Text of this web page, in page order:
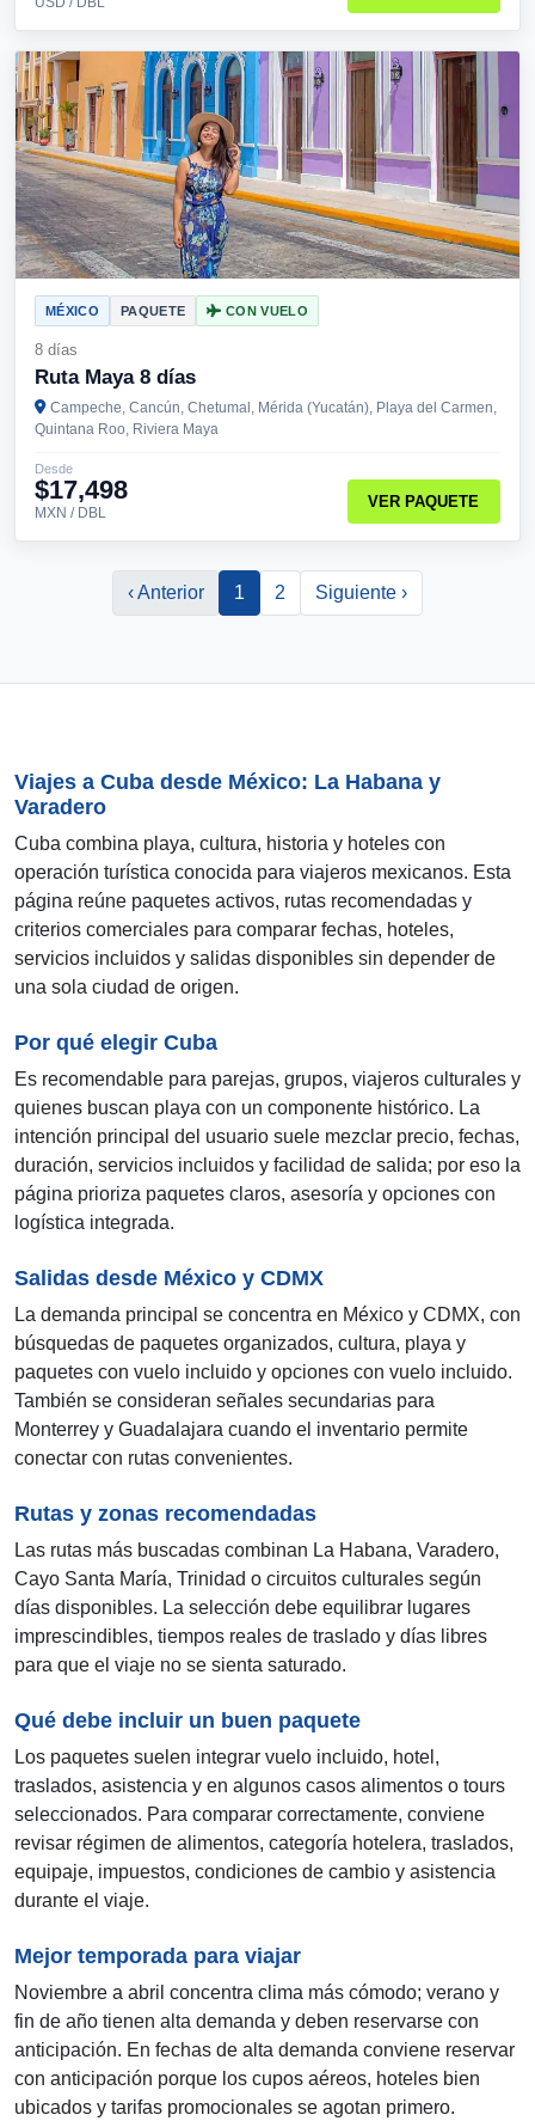
MÉXICO PAQUETE CON VUELO
8 días
Ruta Maya 8 días
Campeche, Cancún, Chetumal, Mérida (Yucatán), Playa del Carmen,
Quintana Roo, Riviera Maya
Desde
$17,498
MXN / DBL
VER PAQUETE
‹ Anterior 1 2 Siguiente ›
Viajes a Cuba desde México: La Habana y
Varadero
Cuba combina playa, cultura, historia y hoteles con
operación turística conocida para viajeros mexicanos. Esta
página reúne paquetes activos, rutas recomendadas y
criterios comerciales para comparar fechas, hoteles,
servicios incluidos y salidas disponibles sin depender de
una sola ciudad de origen.
Por qué elegir Cuba
Es recomendable para parejas, grupos, viajeros culturales y
quienes buscan playa con un componente histórico. La
intención principal del usuario suele mezclar precio, fechas,
duración, servicios incluidos y facilidad de salida; por eso la
página prioriza paquetes claros, asesoría y opciones con
logística integrada.
Salidas desde México y CDMX
La demanda principal se concentra en México y CDMX, con
búsquedas de paquetes organizados, cultura, playa y
paquetes con vuelo incluido y opciones con vuelo incluido.
También se consideran señales secundarias para
Monterrey y Guadalajara cuando el inventario permite
conectar con rutas convenientes.
Rutas y zonas recomendadas
Las rutas más buscadas combinan La Habana, Varadero,
Cayo Santa María, Trinidad o circuitos culturales según
días disponibles. La selección debe equilibrar lugares
imprescindibles, tiempos reales de traslado y días libres
para que el viaje no se sienta saturado.
Qué debe incluir un buen paquete
Los paquetes suelen integrar vuelo incluido, hotel,
traslados, asistencia y en algunos casos alimentos o tours
seleccionados. Para comparar correctamente, conviene
revisar régimen de alimentos, categoría hotelera, traslados,
equipaje, impuestos, condiciones de cambio y asistencia
durante el viaje.
Mejor temporada para viajar
Noviembre a abril concentra clima más cómodo; verano y
fin de año tienen alta demanda y deben reservarse con
anticipación. En fechas de alta demanda conviene reservar
con anticipación porque los cupos aéreos, hoteles bien
ubicados y tarifas promocionales se agotan primero.